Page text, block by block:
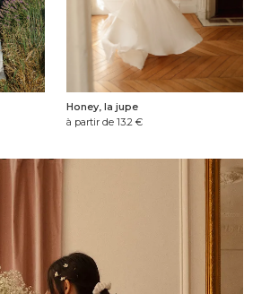
Honey, la jupe
à partir de 13.2 €